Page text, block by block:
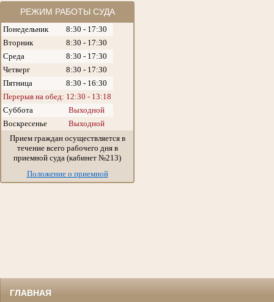
РЕЖИМ РАБОТЫ СУДА
Понедельник
8:30 - 17:30
Вторник
8:30 - 17:30
Среда
8:30 - 17:30
Четверг
8:30 - 17:30
Пятница
8:30 - 16:30
Перерыв на обед: 12:30 - 13:18
Суббота
Выходной
Воскресенье
Выходной
Прием граждан осуществляется в
течение всего рабочего дня в
приемной суда (кабинет №213)
Положение о приемной
ГЛАВНАЯ